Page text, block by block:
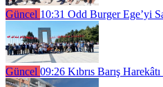
Güncel 10:31 Odd Burger Ege’yi
Güncel 09:26 Kıbrıs Barış